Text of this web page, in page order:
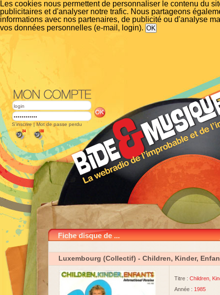
Les cookies nous permettent de personnaliser le contenu du
publicitaires et d'analyser notre trafic. Nous partageons
informations avec nos partenaires, de publicité ou d'analyse
vos données personnelles (e-mail, login).
S'inscrire | Mot de passe perdu
Fiche disque de ...
Luxembourg (Collectif) - Children, Kinder,
Titre : Children,
Année : 1985